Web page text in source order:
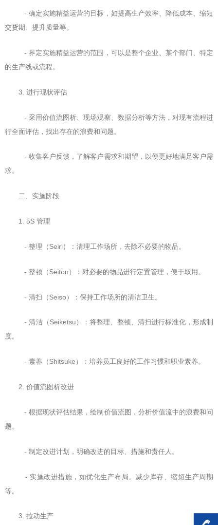
- 确定实施精益运营的目标，如提高生产效率、降低成本、缩短
交货期、提升质量等。
- 界定实施精益运营的范围，可以是整个企业、某个部门、特定
的生产线或流程。
3. 进行现状评估
- 采用价值流图析、现场观察、数据分析等方法，对现有流程进
行全面评估，找出存在的浪费和问题。
- 收集客户反馈，了解客户需求和期望，以便更好地满足客户需
求。
二、实施阶段
1. 5S 管理
- 整理（Seiri）：清理工作场所，去除不必要的物品。
- 整顿（Seiton）：对必要的物品进行定置管理，便于取用。
- 清扫（Seiso）：保持工作场所的清洁卫生。
- 清洁（Seiketsu）：将整理、整顿、清扫进行标准化，形成制
度。
- 素养（Shitsuke）：培养员工良好的工作习惯和职业素养。
2. 价值流图析改进
- 根据现状评估结果，绘制价值流图，分析价值流中的浪费和问
题。
- 制定改进计划，明确改进的目标、措施和责任人。
- 实施改进措施，如优化生产布局、减少库存、缩短生产周期
等。
3. 拉动生产